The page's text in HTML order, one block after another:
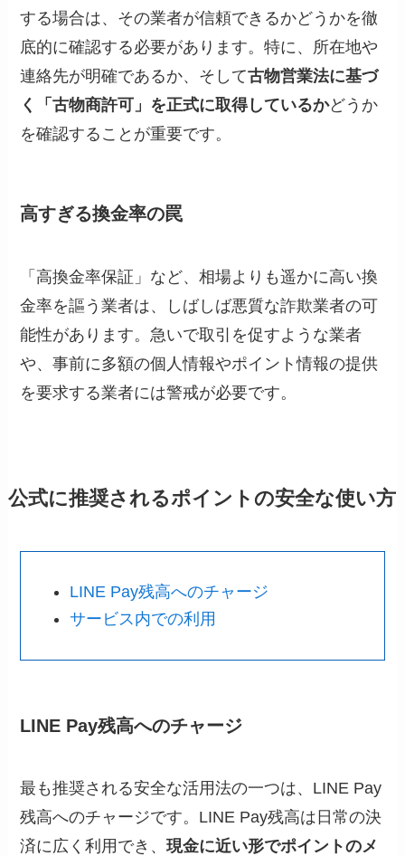
する場合は、その業者が信頼できるかどうかを徹
底的に確認する必要があります。特に、所在地や
連絡先が明確であるか、そして古物営業法に基づ
く「古物商許可」を正式に取得しているかどうか
を確認することが重要です。
高すぎる換金率の罠
「高換金率保証」など、相場よりも遥かに高い換
金率を謳う業者は、しばしば悪質な詐欺業者の可
能性があります。急いで取引を促すような業者
や、事前に多額の個人情報やポイント情報の提供
を要求する業者には警戒が必要です。
公式に推奨されるポイントの安全な使い方
LINE Pay残高へのチャージ
サービス内での利用
LINE Pay残高へのチャージ
最も推奨される安全な活用法の一つは、LINE Pay
残高へのチャージです。LINE Pay残高は日常の決
済に広く利用でき、現金に近い形でポイントのメ